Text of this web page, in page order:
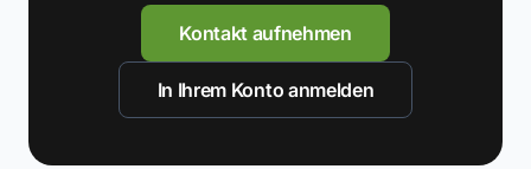
Kontakt aufnehmen
In Ihrem Konto anmelden